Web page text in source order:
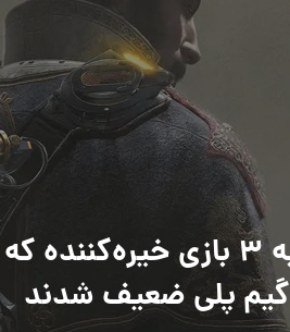
نگاهی به ۳ بازی
گیم پلی ضعیف شدند